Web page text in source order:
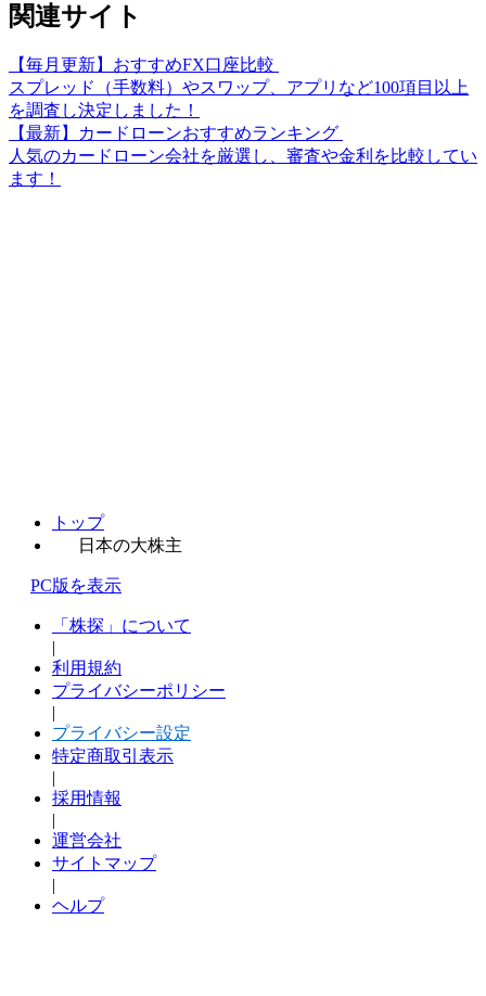
関連サイト
【毎月更新】おすすめFX口座比較
スプレッド（手数料）やスワップ、アプリなど100項目以上
を調査し決定しました！
【最新】カードローンおすすめランキング
人気のカードローン会社を厳選し、審査や金利を比較してい
ます！
トップ
日本の大株主
PC版を表示
「株探」について
|
利用規約
プライバシーポリシー
|
プライバシー設定
特定商取引表示
|
採用情報
|
運営会社
サイトマップ
|
ヘルプ